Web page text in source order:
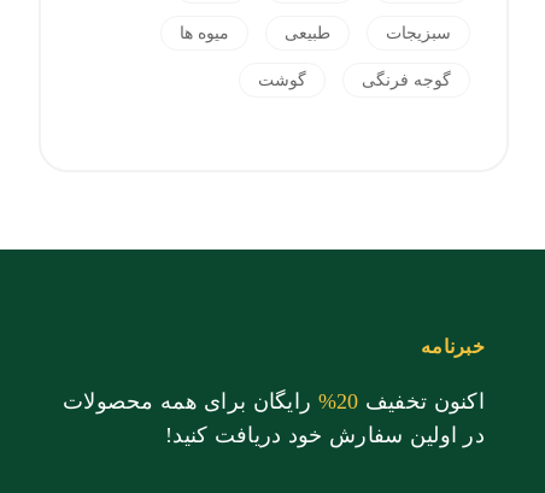
سبزیجات طبیعی میوه ها
گوجه فرنگی گوشت
خبرنامه
اکنون تخفیف 20%
رایگان برای همه محصولات
در اولین سفارش خود دریافت کنید!